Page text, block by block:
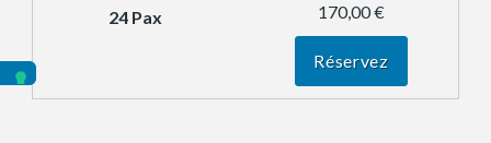
170,00 €
Réservez